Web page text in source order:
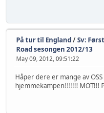
På tur til England/Sv:
Road sesongen 2012/13
May 09, 2012, 09:51:22
Håper dere er mange av
hjemmekampen!!!!!!! MOT!!!